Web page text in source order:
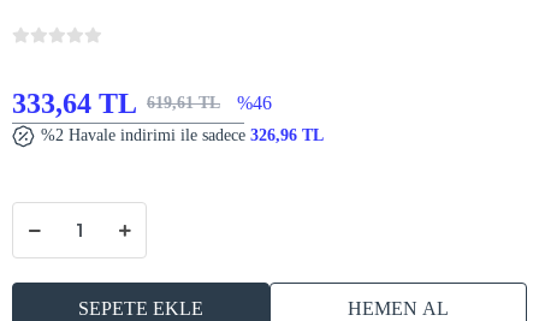
333,64 TL 619,61 TL %46
%2 Havale indirimi ile sadece 326,96 TL
SEPETE EKLE HEMEN AL